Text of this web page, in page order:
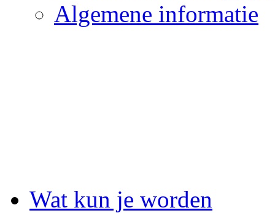
Algemene informatie
Wat kun je worden